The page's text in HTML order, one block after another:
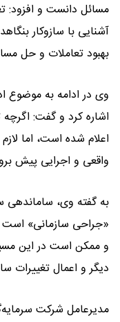
مسائل دانست و
آشنایی با سازوکار
بهبود تعاملات و حل
وی در ادامه به موضوع
اشاره کرد و گفت:
اعلام شده است، اما
واقعی و اجرایی پیش
به گفته وی، ساماندهی
«جراحی سازمانی» است
و ممکن است در این
دیگر و اعمال تغییرات
مدیرعامل شرکت